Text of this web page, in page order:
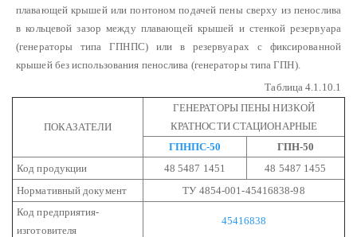
плавающей крышей или понтоном подачей пены сверху из пенослива
в кольцевой зазор между плавающей крышей и стенкой резервуара
(генераторы типа ГПНПС) или в резервуарах с фиксированной
крышей без использования пенослива (генераторы типа ГПН).
Таблица 4.1.10.1
ПОКАЗАТЕЛИ
ГЕНЕРАТОРЫ ПЕНЫ НИЗКОЙ
КРАТНОСТИ СТАЦИОНАРНЫЕ
ГПНПС-50
ГПН-50
Код продукции
48 5487 1451
48 5487 1455
Нормативный документ
ТУ 4854-001-45416838-98
Код предприятия-
изготовителя
45416838